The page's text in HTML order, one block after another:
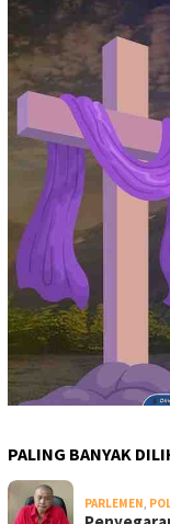
PALING BANYAK
PARLEMEN,